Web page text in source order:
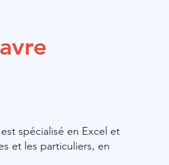
spécialisé en Excel et
et les particuliers, en